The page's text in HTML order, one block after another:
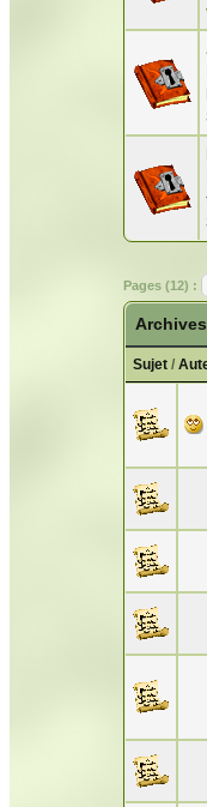
Pages (12) :
Archives
Sujet /